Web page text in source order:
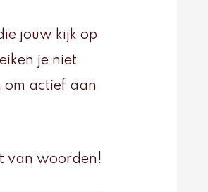
jouw kijk op
je niet
om actief aan
van woorden!